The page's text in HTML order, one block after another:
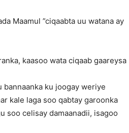
Maamul ”ciqaabta uu watana ay
kaasoo wata ciqaab gaareysa
bannaanka ku joogay weriye
kale laga soo qabtay garoonka
soo celisay damaanadii, isagoo